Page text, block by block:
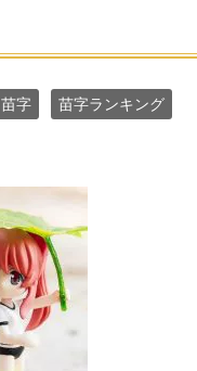
苗字 苗字ランキング